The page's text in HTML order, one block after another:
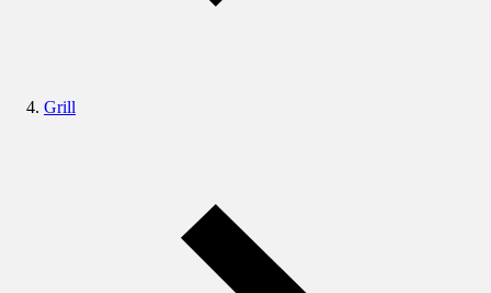
Grill